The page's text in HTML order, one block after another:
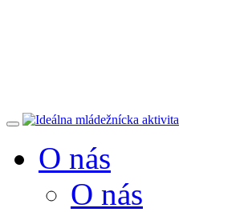
O nás
O nás